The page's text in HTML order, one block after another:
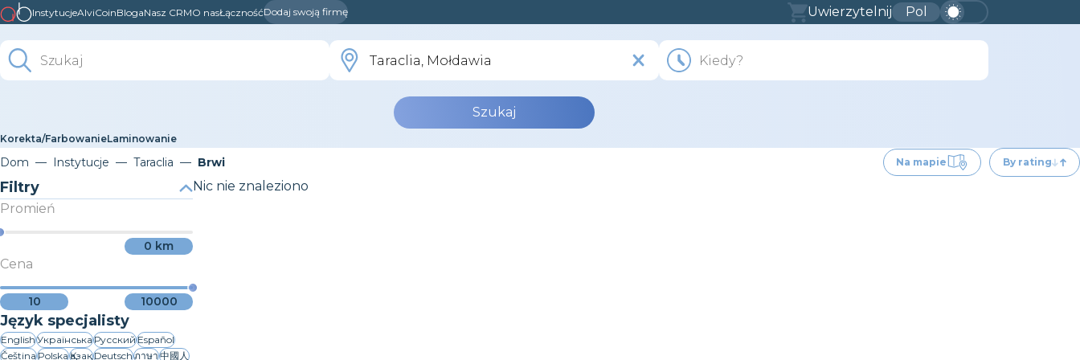
InstytucjeAlviCoinBlogaNasz CRMO nasŁącznośćDodaj swoją firmę Uwierzytelnij Pol
Szukaj
Korekta/FarbowanieLaminowanie
Dom Instytucje Taraclia Brwi Na mapie By rating
Filtry
Promień
0 km
Cena
10 10000
Język specjalisty
EnglishУкраїнськаРусскийEspañol
ČeštinaPolskaҚазақDeutschภาษา中國人
Nic nie znaleziono